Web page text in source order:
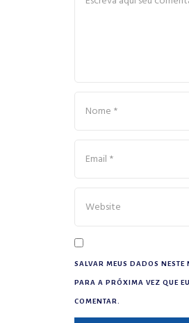
SALVAR MEUS DADOS NESTE
PARA A PRÓXIMA VEZ QUE EU
COMENTAR.